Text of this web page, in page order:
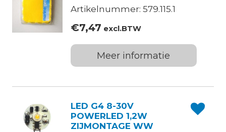
Artikelnummer: 579.115.1
€7,47 excl.BTW
Meer informatie
LED G4 8-30V
POWERLED 1,2W
ZIJMONTAGE WW